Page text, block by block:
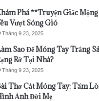
Phá **Truyện Giấc
Vượt Sóng Gió
Tháng 9 23, 2025
Sao Để Móng Tay Trắng
Rỡ Tại Nhà?
Tháng 9 23, 2025
Thơ Cắt Móng Tay: Tấm
Ảnh Đời Mẹ